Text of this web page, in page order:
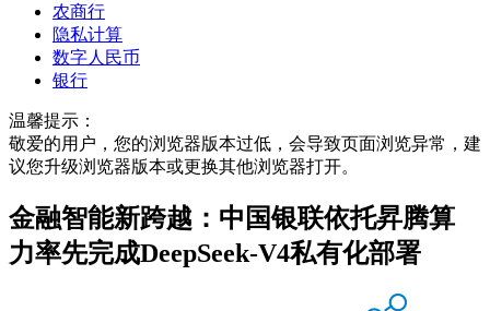
农商行
隐私计算
数字人民币
银行
温馨提示：
敬爱的用户，您的浏览器版本过低，会导致页面浏览异常，建
议您升级浏览器版本或更换其他浏览器打开。
金融智能新跨越：中国银联依托昇腾算
力率先完成DeepSeek-V4私有化部署